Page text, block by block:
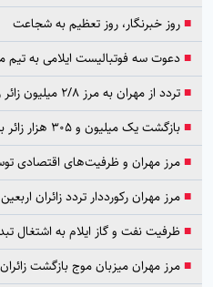
■روز خبرنگار، روز تعظیم به شجاعت
■دعوت سه فوتبالیست ایلامی به تیم
■تردد از مهران به مرز ۲/۸ میلیون زائر رسید
■بازگشت یک میلیون و ۳۰۵ هزار زائر به کشور
■مرز مهران و ظرفیت‌های اقتصادی
■مرز مهران رکورددار تردد زائران
■ظرفیت نفت و گاز ایلام به اشتغال
■مرز مهران میزبان موج بازگشت